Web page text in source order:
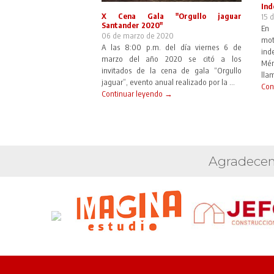
X Cena Gala "Orgullo jaguar
Santander 2020"
06 de marzo de 2020
A las 8:00 p.m. del día viernes 6 de
marzo del año 2020 se citó a los
invitados de la cena de gala “Orgullo
jaguar”, evento anual realizado por la ...
Continuar leyendo →
15
En